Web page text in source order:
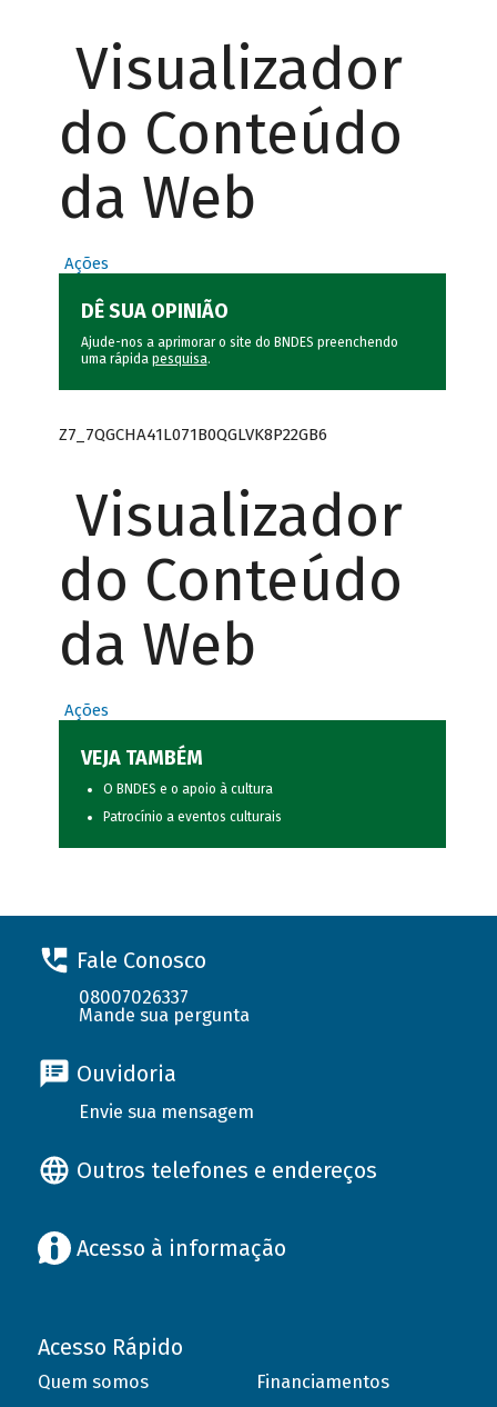
Visualizador
do Conteúdo
da Web
Ações
DÊ SUA OPINIÃO
Ajude-nos a aprimorar o site do BNDES preenchendo
uma rápida pesquisa.
Z7_7QGCHA41L071B0QGLVK8P22GB6
Visualizador
do Conteúdo
da Web
Ações
VEJA TAMBÉM
O BNDES e o apoio à cultura
Patrocínio a eventos culturais
Fale Conosco
08007026337
Mande sua pergunta
Ouvidoria
Envie sua mensagem
Outros telefones e endereços
Acesso à informação
Acesso Rápido
Quem somos
Financiamentos